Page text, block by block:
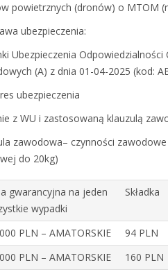
powietrznych (dronów) o MTOM
ubezpieczenia:
Ubezpieczenia
(A) z dnia 01-04-2025 (kod:
ubezpieczenia
z WU i zastosowaną klauzulą
zawodowa– czynności
do 20kg)
gwarancyjna na jeden
wypadki
Składka
PLN – AMATORSKIE
94 PLN
PLN – AMATORSKIE
160 PLN